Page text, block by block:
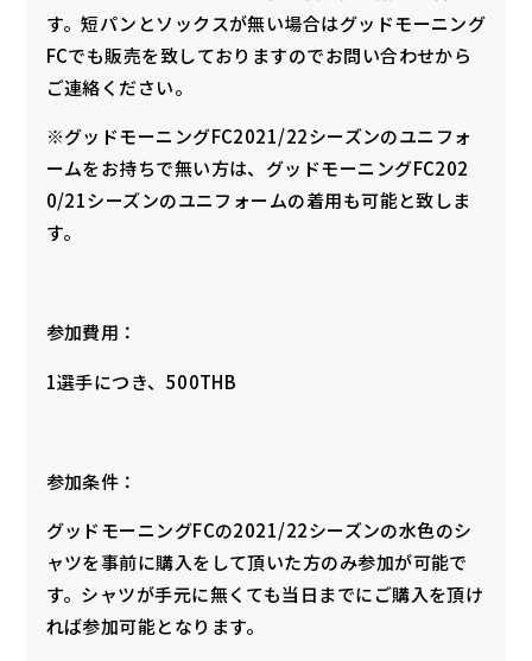
す。短パンとソックスが無い場合はグッドモーニング
FCでも販売を致しておりますのでお問い合わせから
ご連絡ください。
※グッドモーニングFC2021/22シーズンのユニフォ
ームをお持ちで無い方は、グッドモーニングFC202
0/21シーズンのユニフォームの着用も可能と致しま
す。
参加費用：
1選手につき、500THB
参加条件：
グッドモーニングFCの2021/22シーズンの水色のシ
ャツを事前に購入をして頂いた方のみ参加が可能で
す。シャツが手元に無くても当日までにご購入を頂け
れば参加可能となります。